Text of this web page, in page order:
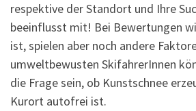
respektive der Standort und Ihre
beeinflusst mit! Bei Bewertungen
ist, spielen aber noch andere
umweltbewusten SkifahrerInnen
die Frage sein, ob Kunstschnee
Kurort autofrei ist.